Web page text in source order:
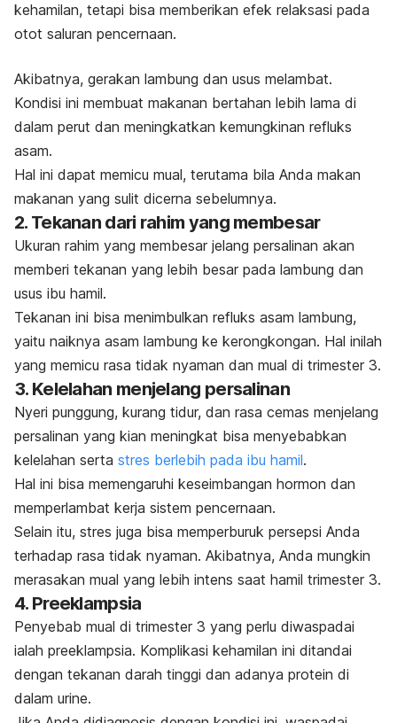
kehamilan, tetapi bisa memberikan efek relaksasi pada
otot saluran pencernaan.
Akibatnya, gerakan lambung dan usus melambat.
Kondisi ini membuat makanan bertahan lebih lama di
dalam perut dan meningkatkan kemungkinan refluks
asam.
Hal ini dapat memicu mual, terutama bila Anda makan
makanan yang sulit dicerna sebelumnya.
2. Tekanan dari rahim yang membesar
Ukuran rahim yang membesar jelang persalinan akan
memberi tekanan yang lebih besar pada lambung dan
usus ibu hamil.
Tekanan ini bisa menimbulkan refluks asam lambung,
yaitu naiknya asam lambung ke kerongkongan. Hal inilah
yang memicu rasa tidak nyaman dan mual di trimester 3.
3. Kelelahan menjelang persalinan
Nyeri punggung, kurang tidur, dan rasa cemas menjelang
persalinan yang kian meningkat bisa menyebabkan
kelelahan serta stres berlebih pada ibu hamil.
Hal ini bisa memengaruhi keseimbangan hormon dan
memperlambat kerja sistem pencernaan.
Selain itu, stres juga bisa memperburuk persepsi Anda
terhadap rasa tidak nyaman. Akibatnya, Anda mungkin
merasakan mual yang lebih intens saat hamil trimester 3.
4. Preeklampsia
Penyebab mual di trimester 3 yang perlu diwaspadai
ialah preeklampsia. Komplikasi kehamilan ini ditandai
dengan tekanan darah tinggi dan adanya protein di
dalam urine.